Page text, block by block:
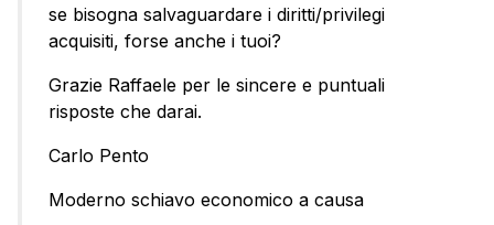
se bisogna salvaguardare i diritti/privilegi
acquisiti, forse anche i tuoi?
Grazie Raffaele per le sincere e puntuali
risposte che darai.
Carlo Pento
Moderno schiavo economico a causa